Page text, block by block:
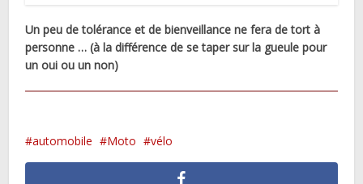
Un peu de tolérance et de bienveillance ne fera de tort à
personne … (à la différence de se taper sur la gueule pour
un oui ou un non)
automobile Moto vélo